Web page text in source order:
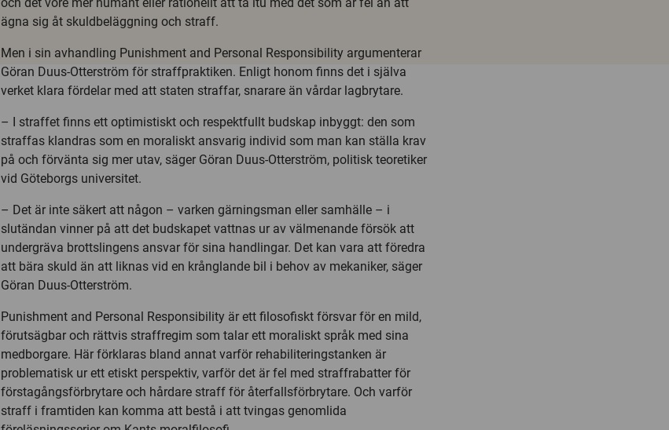
ägna sig åt skuldbeläggning och straff.
Men i sin avhandling Punishment and Personal Responsibility argumenterar
Göran Duus-Otterström för straffpraktiken. Enligt honom finns det i själva
verket klara fördelar med att staten straffar, snarare än vårdar lagbrytare.
– I straffet finns ett optimistiskt och respektfullt budskap inbyggt: den som
straffas klandras som en moraliskt ansvarig individ som man kan ställa krav
på och förvänta sig mer utav, säger Göran Duus-Otterström, politisk teoretiker
vid Göteborgs universitet.
– Det är inte säkert att någon – varken gärningsman eller samhälle – i
slutändan vinner på att det budskapet vattnas ur av välmenande försök att
undergräva brottslingens ansvar för sina handlingar. Det kan vara att föredra
att bära skuld än att liknas vid en krånglande bil i behov av mekaniker, säger
Göran Duus-Otterström.
Punishment and Personal Responsibility är ett filosofiskt försvar för en mild,
förutsägbar och rättvis straffregim som talar ett moraliskt språk med sina
medborgare. Här förklaras bland annat varför rehabiliteringstanken är
problematisk ur ett etiskt perspektiv, varför det är fel med straffrabatter för
förstagångsförbrytare och hårdare straff för återfallsförbrytare. Och varför
straff i framtiden kan komma att bestå i att tvingas genomlida